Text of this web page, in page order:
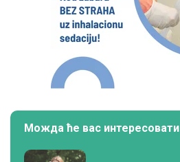
Можда ће вас интересовати